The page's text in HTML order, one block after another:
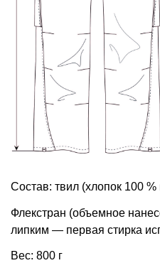
Состав: твил (хлопок 100 %
Флекстран (объемное
липким — первая стирка
Вес: 800 г